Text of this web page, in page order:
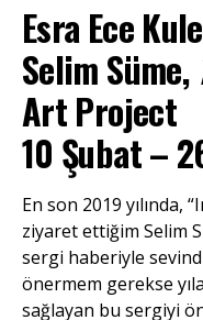
Esra Ece
Selim Süme,
Art Project
10 Şubat –
En son 2019 yılında,
ziyaret ettiğim Selim
sergi haberiyle
önermem gerekse
sağlayan bu sergiyi